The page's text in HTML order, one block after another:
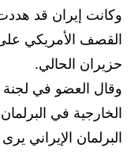
وكانت إيران قد
حزيران الحالي.
وقال العضو في
الخارجية في
البرلمان الإيراني